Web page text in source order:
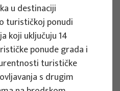
tourism in
u destinaciji
turističkoj ponudi
koji uključuju 14
ponude grada i
turističke
s drugim